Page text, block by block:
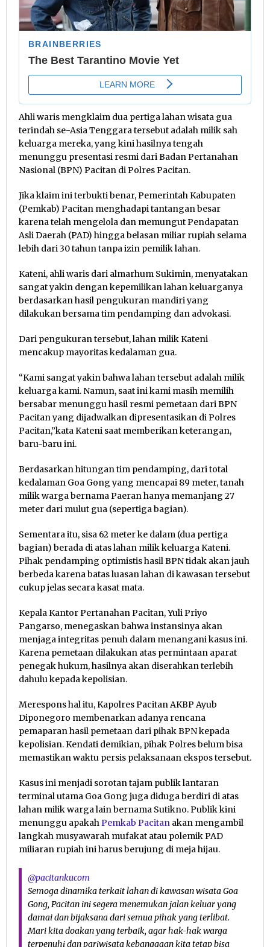
Ahli waris mengklaim dua pertiga lahan wisata gua
terindah se-Asia Tenggara tersebut adalah milik sah
keluarga mereka, yang kini hasilnya tengah
menunggu presentasi resmi dari Badan Pertanahan
Nasional (BPN) Pacitan di Polres Pacitan.
Jika klaim ini terbukti benar, Pemerintah Kabupaten
(Pemkab) Pacitan menghadapi tantangan besar
karena telah mengelola dan memungut Pendapatan
Asli Daerah (PAD) hingga belasan miliar rupiah selama
lebih dari 30 tahun tanpa izin pemilik lahan.
Kateni, ahli waris dari almarhum Sukimin, menyatakan
sangat yakin dengan kepemilikan lahan keluarganya
berdasarkan hasil pengukuran mandiri yang
dilakukan bersama tim pendamping dan advokasi.
Dari pengukuran tersebut, lahan milik Kateni
mencakup mayoritas kedalaman gua.
“Kami sangat yakin bahwa lahan tersebut adalah milik
keluarga kami. Namun, saat ini kami masih memilih
bersabar menunggu hasil resmi pemetaan dari BPN
Pacitan yang dijadwalkan dipresentasikan di Polres
Pacitan,”kata Kateni saat memberikan keterangan,
baru-baru ini.
Berdasarkan hitungan tim pendamping, dari total
kedalaman Goa Gong yang mencapai 89 meter, tanah
milik warga bernama Paeran hanya memanjang 27
meter dari mulut gua (sepertiga bagian).
Sementara itu, sisa 62 meter ke dalam (dua pertiga
bagian) berada di atas lahan milik keluarga Kateni.
Pihak pendamping optimistis hasil BPN tidak akan jauh
berbeda karena batas luasan lahan di kawasan tersebut
cukup jelas secara kasat mata.
Kepala Kantor Pertanahan Pacitan, Yuli Priyo
Pangarso, menegaskan bahwa instansinya akan
menjaga integritas penuh dalam menangani kasus ini.
Karena pemetaan dilakukan atas permintaan aparat
penegak hukum, hasilnya akan diserahkan terlebih
dahulu kepada kepolisian.
Merespons hal itu, Kapolres Pacitan AKBP Ayub
Diponegoro membenarkan adanya rencana
pemaparan hasil pemetaan dari pihak BPN kepada
kepolisian. Kendati demikian, pihak Polres belum bisa
memastikan waktu persis pelaksanaan ekspos tersebut.
Kasus ini menjadi sorotan tajam publik lantaran
terminal utama Goa Gong juga diduga berdiri di atas
lahan milik warga lain bernama Sutikno. Publik kini
menunggu apakahPemkab Pacitan akan mengambil
langkah musyawarah mufakat atau polemik PAD
miliaran rupiah ini harus berujung di meja hijau.
@pacitankucom
Semoga dinamika terkait lahan di kawasan wisata Goa
Gong, Pacitan ini segera menemukan jalan keluar yang
damai dan bijaksana dari semua pihak yang terlibat.
Mari kita doakan yang terbaik, agar hak-hak warga
terpenuhi dan pariwisata kebanggaan kita tetap bisa